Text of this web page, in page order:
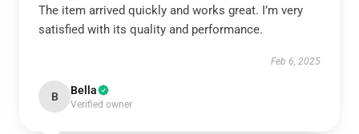
The item arrived quickly and works great. I’m very
satisfied with its quality and performance.
Feb 6, 2025
B Bella
Verified owner